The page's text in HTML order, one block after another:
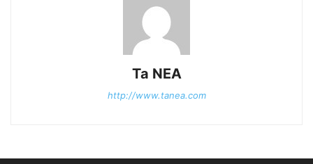
Ta NEA
http://www.tanea.com